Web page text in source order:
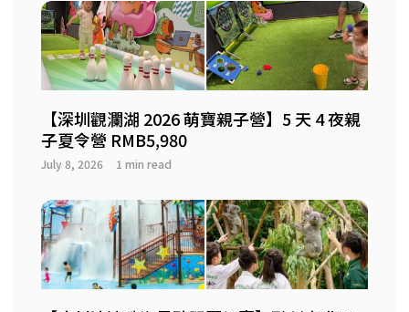
【深圳觀瀾湖 2026 萌寶親子營】5 天 4 夜親
子夏令營 RMB5,980
July 8, 2026 1 min read